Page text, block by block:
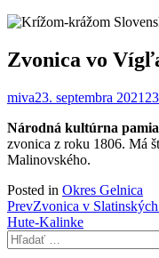
Zvonica vo
miva23. septembra 2021
Národná kultúrna
zvonica z roku 1806. Má
Malinovského.
Posted in Okres Gelnica
Post
navigation
PrevZvonica v
Hute-Kalinke
Hľadať: